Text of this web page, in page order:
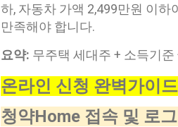
하, 자동차 가액 2,499만원 이
만족해야 합니다.
요약: 무주택 세대주 + 소득기
온라인 신청 완벽가이드
청약Home 접속 및 로